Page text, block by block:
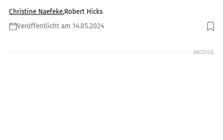
Christine Naefeke,Robert Hicks
Veröffentlicht am 14.05.2024
Foto: Schutterstock.com / Olena Yakobchuk
ANZEIGE